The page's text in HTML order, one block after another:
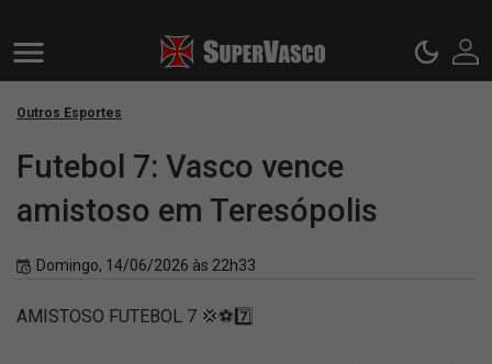
Outros Esportes
Futebol 7: Vasco vence
amistoso em Teresópolis
Domingo, 14/06/2026 às 22h33
AMISTOSO FUTEBOL 7 💢⚽7️⃣